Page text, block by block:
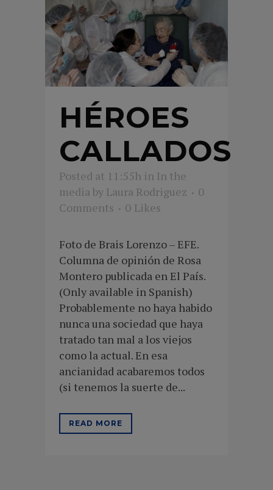
HÉROES
CALLADOS
Posted at 11:55h in In the
media by Laura Rodriguez
0
Comments
0 Likes
Foto de Brais Lorenzo – EFE.
Columna de opinión de Rosa
Montero publicada en El País.
(Only available in Spanish)
Probablemente no haya habido
nunca una sociedad que haya
tratado tan mal a los viejos
como la actual. En esa
ancianidad acabaremos todos
(si tenemos la suerte de...
READ MORE